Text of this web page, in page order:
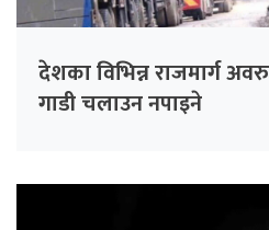
देशका विभिन्न राजमार्ग
गाडी चलाउन नपाइने